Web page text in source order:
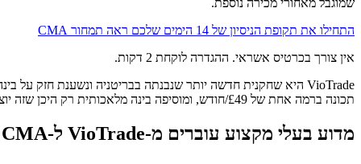
התחילו את תקופת הניסיון של 14 הימים שלכם
ראה תמחור CMA
אין צורך בכרטיס אשראי. ההגדרה לוקחת 2 דקות.
תכונה ברמה אחת של £49/חודש, ומוסיפה בינה מלאכותית רק היכן שזה יוצר ערך יומיומי אמיתי במקום כתכונה שיווקית מרכזית.
מדוע בעלי מקצוע עוברים מ-VioTrade ל-CMA